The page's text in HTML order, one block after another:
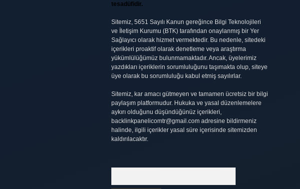
tesadüfidir.
Sitemiz, 5651 Sayılı Kanun gereğince Bilgi Teknolojileri
ve İletişim Kurumu (BTK) tarafından onaylanmış bir Yer
Sağlayıcı olarak hizmet vermektedir. Bu nedenle, sitedeki
içerikleri proaktif olarak denetleme veya araştırma
yükümlülüğümüz bulunmamaktadır. Ancak, üyelerimiz
yazdıkları içeriklerin sorumluluğunu taşımakta olup, siteye
üye olarak bu sorumluluğu kabul etmiş sayılırlar.
Sitemiz, kar amacı gütmeyen ve tamamen ücretsiz bir bilgi
paylaşım platformudur. Hukuka ve yasal düzenlemelere
aykırı olduğunu düşündüğünüz içerikleri,
backlinkpanelicomtr@gmail.comadresine bildirmeniz
halinde, ilgili içerikler yasal süre içerisinde sitemizden
kaldırılacaktır.